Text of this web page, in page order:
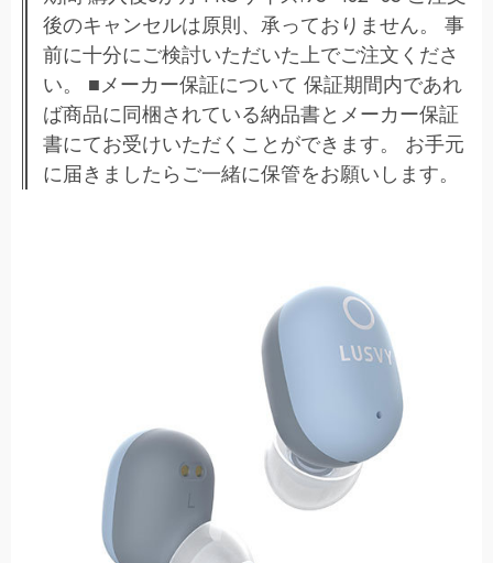
後のキャンセルは原則、承っておりません。 事
前に十分にご検討いただいた上でご注文くださ
い。 ■メーカー保証について 保証期間内であれ
ば商品に同梱されている納品書とメーカー保証
書にてお受けいただくことができます。 お手元
に届きましたらご一緒に保管をお願いします。